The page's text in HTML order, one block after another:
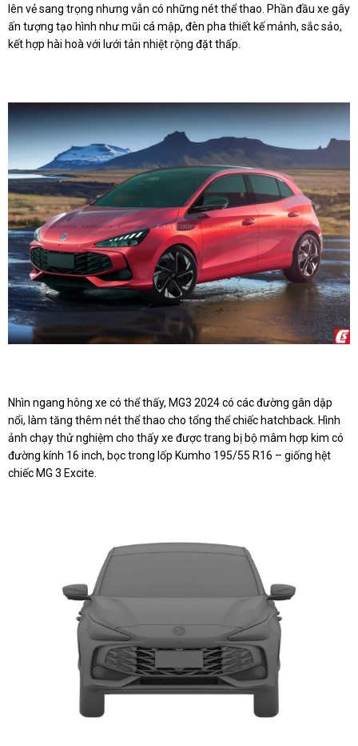
lên vẻ sang trọng nhưng vẫn có những nét thể thao. Phần đầu xe gây
ấn tượng tạo hình như mũi cá mập, đèn pha thiết kế mảnh, sắc sảo,
kết hợp hài hoà với lưới tản nhiệt rộng đặt thấp.
Nhìn ngang hông xe có thể thấy, MG3 2024 có các đường gân dập
nổi, làm tăng thêm nét thể thao cho tổng thể chiếc hatchback. Hình
ảnh chạy thử nghiệm cho thấy xe được trang bị bộ mâm hợp kim có
đường kính 16 inch, bọc trong lốp Kumho 195/55 R16 – giống hệt
chiếc MG 3 Excite.